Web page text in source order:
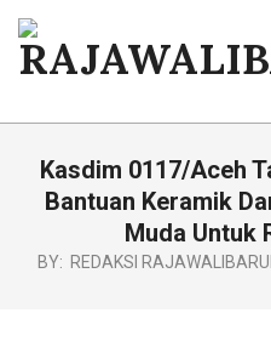
Skip
content
Primary
MenuKasdim 0117/Aceh
Bantuan Keramik
Muda Untuk
BY: REDAKSI